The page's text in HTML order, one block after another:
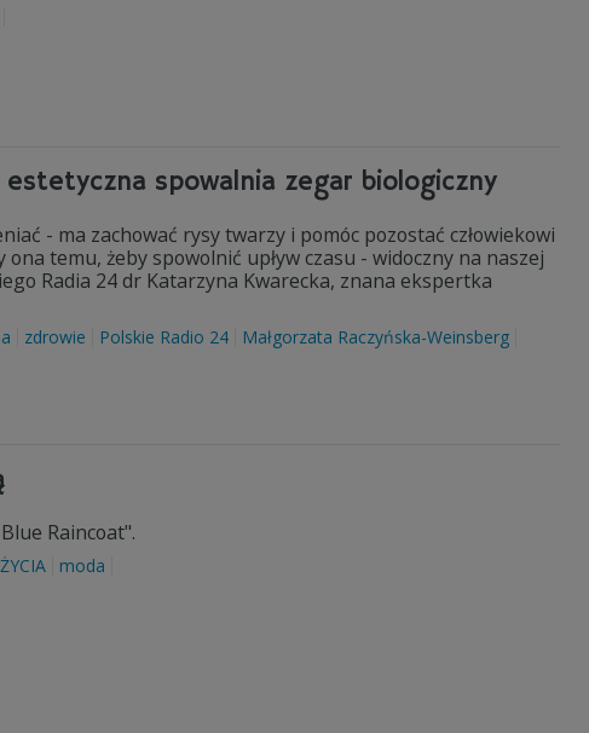
estetyczna spowalnia zegar biologiczny
- ma zachować rysy twarzy i pomóc pozostać człowiekowi
temu, żeby spowolnić upływ czasu - widoczny na naszej
Radia 24 dr Katarzyna Kwarecka, znana ekspertka
zdrowie Polskie Radio 24 Małgorzata Raczyńska-Weinsberg
Raincoat".
moda